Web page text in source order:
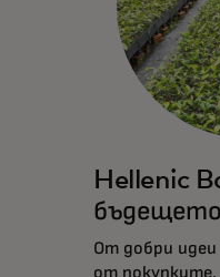
Hellenic
бъдещето
От добри идеи
от